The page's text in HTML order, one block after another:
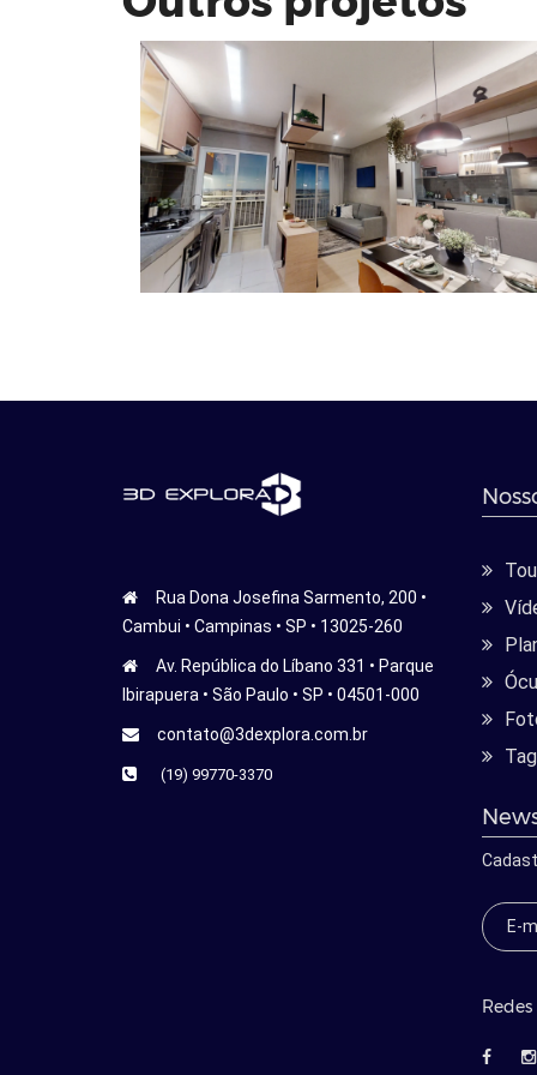
Rua Dona Josefina Sarmento, 200 •
Cambui • Campinas • SP • 13025-260
Av. República do Líbano 331 • Parque
Ibirapuera • São Paulo • SP • 04501-000
contato@3dexplora.com.br
(19) 99770-3370